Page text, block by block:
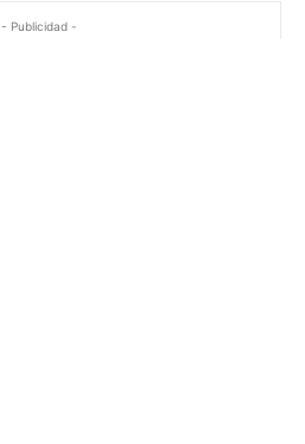
- Publicidad -